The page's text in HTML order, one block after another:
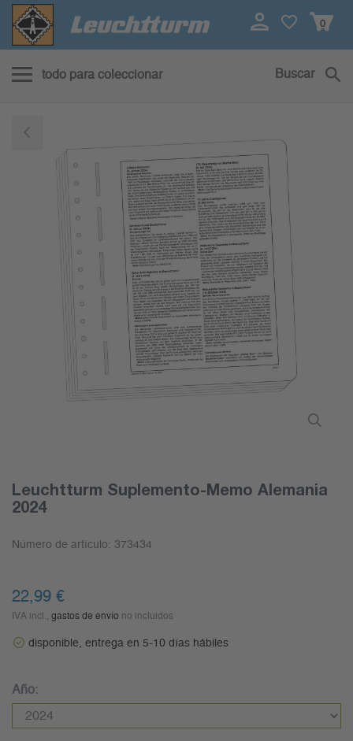
0
todo para coleccionar Buscar
Leuchtturm Suplemento-Memo Alemania
2024
Número de artículo: 373434
22,99 €
IVA incl., gastos de envío no incluidos
disponible, entrega en 5-10 días hábiles
Año: